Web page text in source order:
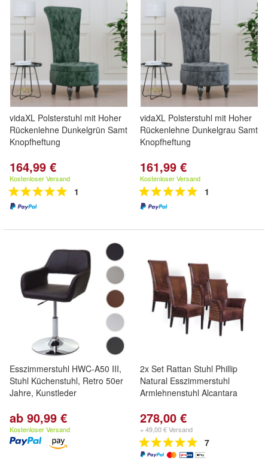
vidaXL Polsterstuhl mit Hoher
Rückenlehne Dunkelgrün Samt
Knopfheftung
164,99 €
Kostenloser Versand
1
vidaXL Polsterstuhl mit Hoher
Rückenlehne Dunkelgrau Samt
Knopfheftung
161,99 €
Kostenloser Versand
1
Esszimmerstuhl HWC-A50 III,
Stuhl Küchenstuhl, Retro 50er
Jahre, Kunstleder
ab 90,99 €
Kostenloser Versand
2x Set Rattan Stuhl Phillip
Natural Esszimmerstuhl
Armlehnenstuhl Alcantara
278,00 €
+ 49,00 € Versand
7